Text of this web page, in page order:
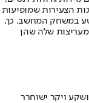
הצעירות שמופיעות
במשחק המחשב. כך,
שלה שהן
ויקר ישוחרר